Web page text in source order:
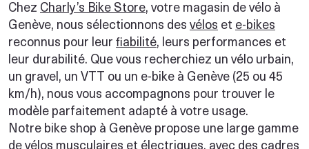
Chez Charly’s Bike Store, votre magasin de vélo à
Genève, nous sélectionnons desvélos et e-bikes
reconnus pour leurfiabilité, leurs performances et
leur durabilité. Que vous recherchiez un vélo urbain,
un gravel, un VTT ou un e-bike à Genève (25 ou 45
km/h), nous vous accompagnons pour trouver le
modèle parfaitement adapté à votre usage.
Notre bike shop à Genève propose une large gamme
de vélos musculaires et électriques, avec des cadres